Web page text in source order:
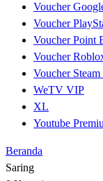
Voucher
Voucher
Voucher Point
Voucher
Voucher
WeTV VIP
XL
Youtube
Beranda
Saring